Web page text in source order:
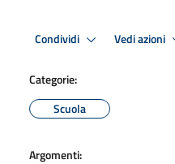
Condividi Vedi azioni
Categorie:
Scuola
Argomenti: